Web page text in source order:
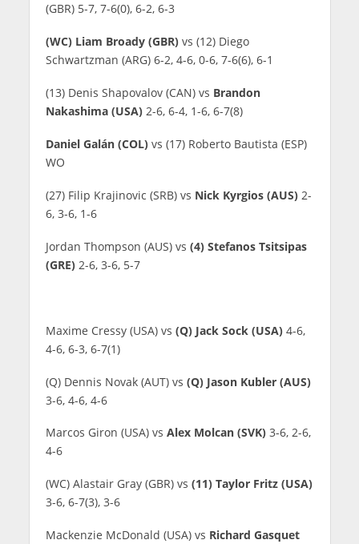
(GBR) 5-7, 7-6(0), 6-2, 6-3
(WC) Liam Broady (GBR)vs (12) Diego
Schwartzman (ARG) 6-2, 4-6, 0-6, 7-6(6), 6-1
(13) Denis Shapovalov (CAN) vs Brandon
Nakashima (USA)2-6, 6-4, 1-6, 6-7(8)
Daniel Galán (COL)vs (17) Roberto Bautista (ESP)
WO
(27) Filip Krajinovic (SRB) vs Nick Kyrgios (AUS)2-
6, 3-6, 1-6
Jordan Thompson (AUS) vs (4) Stefanos Tsitsipas
(GRE)2-6, 3-6, 5-7
Maxime Cressy (USA) vs (Q) Jack Sock (USA)4-6,
4-6, 6-3, 6-7(1)
(Q) Dennis Novak (AUT) vs (Q) Jason Kubler (AUS)
3-6, 4-6, 4-6
Marcos Giron (USA) vs Alex Molcan (SVK)3-6, 2-6,
4-6
(WC) Alastair Gray (GBR) vs (11) Taylor Fritz (USA)
3-6, 6-7(3), 3-6
Mackenzie McDonald (USA) vs Richard Gasquet